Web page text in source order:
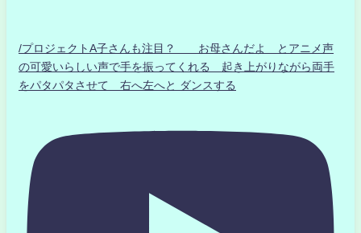
/プロジェクトA子さんも注目？ お母さんだよ とアニメ声
の可愛いらしい声で手を振ってくれる 起き上がりながら両手
をパタパタさせて 右へ左へと ダンスする